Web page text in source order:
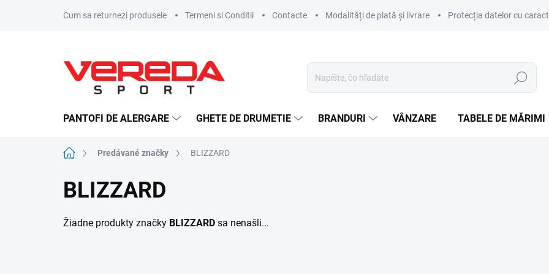
Cum sa returnezi produsele Termeni si Conditii Contacte Modalități de plată și livrare Protecția datelor cu
Hľadať
PANTOFI DE ALERGARE GHETE DE DRUMETIE BRANDURI VÂNZARE TABELE DE MĂRIMI
DomovPredávané značky BLIZZARD
BLIZZARD
Žiadne produkty značky BLIZZARD sa nenašli...